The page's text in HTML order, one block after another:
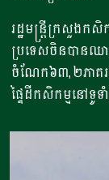
រដ្ឋមន្ត្រីក្រសួងកសិ
ប្រទេសចិនបាន
ចំណែក៦៣,២ភាគរ
ផ្ទៃដីកសិកម្មនៅទូ